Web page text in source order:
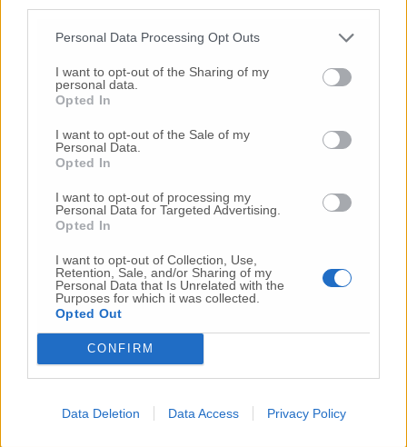
Personal Data Processing Opt Outs
I want to opt-out of the Sharing of my
personal data.
Opted In
I want to opt-out of the Sale of my
Personal Data.
Opted In
I want to opt-out of processing my
Personal Data for Targeted Advertising.
Opted In
I want to opt-out of Collection, Use,
Retention, Sale, and/or Sharing of my
Personal Data that Is Unrelated with the
Purposes for which it was collected.
Opted Out
CONFIRM
Data Deletion Data Access Privacy Policy
Commenta l'articolo
Gli articoli più letti
24 Lug-Bimbi costretti a colpirsi da soli
-Luigia Fortunato,l’ennesimo femminicidio:
prima la lite, poi la furia col coltello
-Femminicidio a Loreto.Donna uccisa a
coltellate.Fermato il compagno: “L’ho ammazzata”
(Foto-Video)
-Scontro tra auto e moto a Numana:
gravissimo un centauroin eliambulanza a Torrette
24 Lug-Maltrattamenti all’asilo, parla il sindaco:
«Notifica arrivata in mattinata,
sono andati lì»
2 Ago-Fermato col taser,muore in ospedale dopo un